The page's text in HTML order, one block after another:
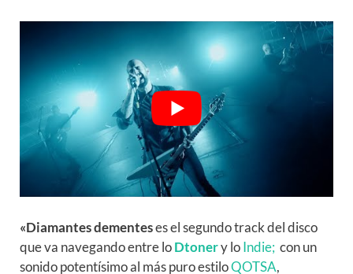
«Diamantes dementeses el segundo track del disco
que va navegando entre loDtonery loIndie; con un
sonido potentísimo al más puro estiloQOTSA,